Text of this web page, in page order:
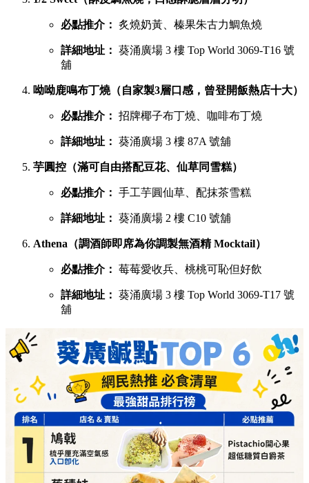
必點推介： 炙燒奶黃、榛果朱古力鯛魚燒
詳細地址： 葵涌廣場 3 樓 Top World 3069-T16 號
舖
呦呦鹿鳴布丁燒（自家製3層口感，曾登開飯熱店十大）
必點推介： 招牌椰子布丁燒、咖啡布丁燒
詳細地址： 葵涌廣場 3 樓 87A 號舖
芋圓控（滿可自由搭配豆花、仙草同雪糕）
必點推介： 手工芋圓仙草、配抹茶雪糕
詳細地址： 葵涌廣場 2 樓 C10 號舖
Athena（調酒師即席為你調製無酒精 Mocktail）
必點推介： 莓莓愛收兵、桃桃可恥但好飲
詳細地址： 葵涌廣場 3 樓 Top World 3069-T17 號
舖